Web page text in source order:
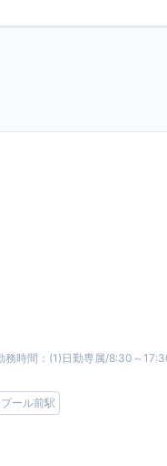
務時間：(1)日勤専属/8:30～
ール前駅